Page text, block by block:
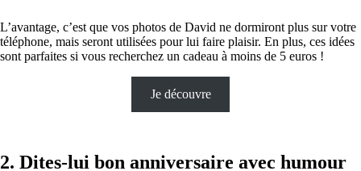
L’avantage, c’est que vos photos de David ne dormiront plus sur votre
téléphone, mais seront utilisées pour lui faire plaisir. En plus, ces idées
sont parfaites si vous recherchez un cadeau à moins de 5 euros !
Je découvre
2. Dites-lui bon anniversaire avec humour